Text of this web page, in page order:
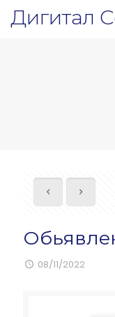
Дигитал
08/11/2022